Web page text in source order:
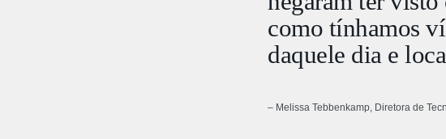
como tínhamos
daquele dia e
– Melissa Tebbenkamp, Diretora de